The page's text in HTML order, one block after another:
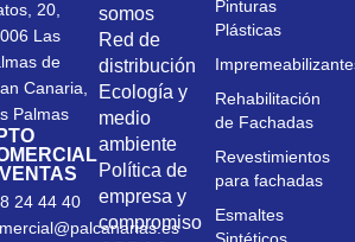
20,
Las
de
Canaria,
Palmas
24 44 40
somos
Red de
distribución
Ecología y
medio
ambiente
Política de
empresa y
compromiso
Pinturas
Plásticas
Rehabilitación
de Fachadas
Revestimientos
para fachadas
Esmaltes